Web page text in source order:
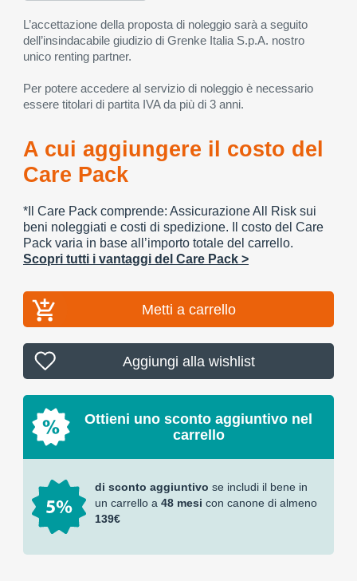
L’accettazione della proposta di noleggio sarà a seguito
dell’insindacabile giudizio di Grenke Italia S.p.A. nostro
unico renting partner.
Per potere accedere al servizio di noleggio è necessario
essere titolari di partita IVA da più di 3 anni.
A cui aggiungere il costo del
Care Pack
*Il Care Pack comprende: Assicurazione All Risk sui
beni noleggiati e costi di spedizione. Il costo del Care
Pack varia in base all’importo totale del carrello.
Scopri tutti i vantaggi del Care Pack >
Metti a carrello
Aggiungi alla wishlist
Ottieni uno sconto aggiuntivo nel
carrello
di sconto aggiuntivo se includi il bene in
un carrello a 48 mesi con canone di almeno
139€